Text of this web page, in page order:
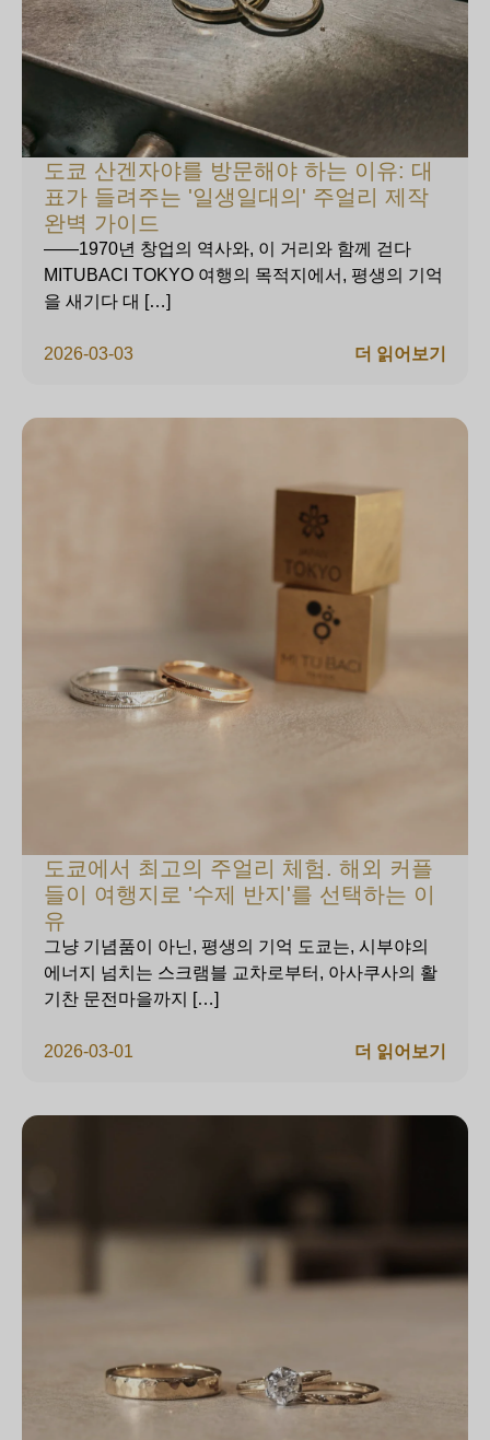
도쿄 산겐자야를 방문해야 하는 이유: 대
표가 들려주는 '일생일대의' 주얼리 제작
완벽 가이드
2026-03-03
——1970년 창업의 역사와, 이 거리와 함께 걷다
MITUBACI TOKYO 여행의 목적지에서, 평생의 기억
을 새기다 대 […]
더 읽어보기
도쿄에서 최고의 주얼리 체험. 해외 커플
들이 여행지로 '수제 반지'를 선택하는 이
유
2026-03-01
그냥 기념품이 아닌, 평생의 기억 도쿄는, 시부야의
에너지 넘치는 스크램블 교차로부터, 아사쿠사의 활
기찬 문전마을까지 […]
더 읽어보기